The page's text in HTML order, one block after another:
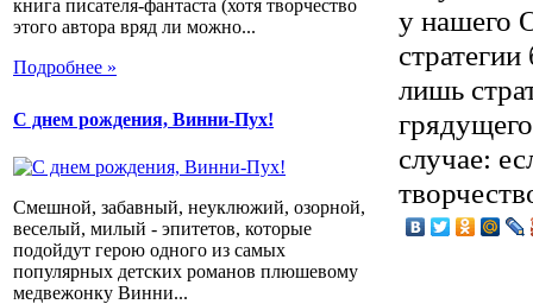
книга писателя-фантаста (хотя творчество
этого автора вряд ли можно...
Подробнее »
С днем рождения, Винни-Пух!
Смешной, забавный, неуклюжий, озорной,
веселый, милый - эпитетов, которые
подойдут герою одного из самых
популярных детских романов плюшевому
медвежонку Винни...
у нашего
лишь
случае: